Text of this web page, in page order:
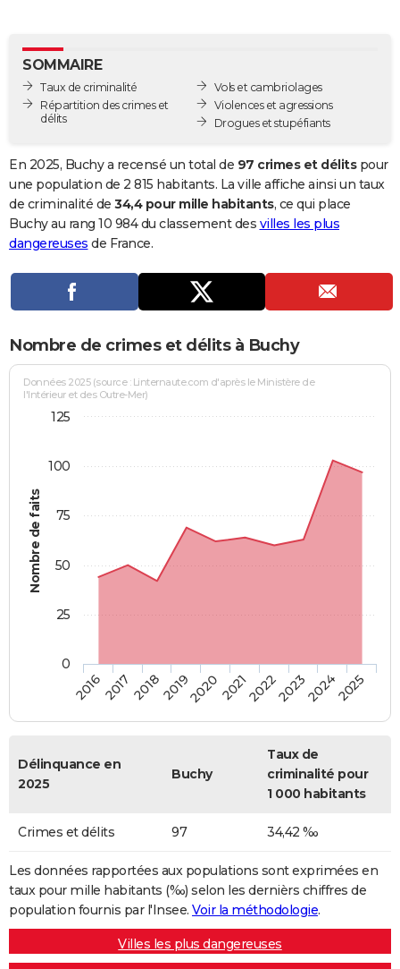
GUIDES D'ACHAT
BONS PLANS
Carte de Noël
Carte Bonne année
Carte Saint-Valentin
Carte Pâques
Carte d'anniversaire
DICTIONNAIRE
Dictionnaire
Biographies
Citations
Expressions
Proverbes
PROGRAMME TV
COPAINS D'AVANT
S'inscrire
Se connecter
Lycées
Collèges
Primaires
Universités
Entreprises
Service militaire
Avis de recherche
AVIS DE DÉCÈS
FORUM
Bricolage
Lifestyle
Culture
Sport
Auto
Television
Voyage
Cinema
SOMMAIRE
Taux de criminalité
Répartition des crimes et
délits
Vols et cambriolages
Violences et agressions
Drogues et stupéfiants
En 2025, Buchy a recensé un total de 97 crimes et délitspour
une population de 2 815 habitants. La ville affiche ainsi un taux
de criminalité de 34,4 pour mille habitants, ce qui place
Buchy au rang 10 984 du classement des villes les plus
dangereuses de France.
Nombre de crimes et délits à Buchy
Nombre de faits
Données 2025 (source : Linternaute.com d'après le Ministère de
l'Intérieur et des Outre-Mer)
2016201720182019202020212022202320242025
0
25
50
75
100
125
Délinquance en
2025
Buchy
Taux de
criminalité pour
1 000 habitants
Crimes et délits 97 34,42 ‰
Les données rapportées aux populations sont exprimées en
taux pour mille habitants (‰) selon les dernièrs chiffres de
population fournis par l'Insee. Voir la méthodologie.
Villes les plus dangereuses